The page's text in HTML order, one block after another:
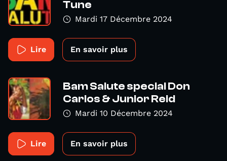
Tune
Mardi 17 Décembre 2024
Lire En savoir plus
Bam Salute special Don
Carlos & Junior Reid
Mardi 10 Décembre 2024
Lire En savoir plus